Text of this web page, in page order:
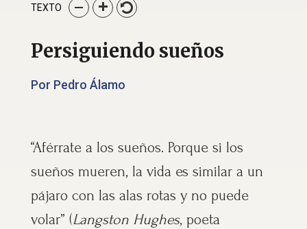
TEXTO
Persiguiendo sueños
Por Pedro Álamo
“Aférrate a los sueños. Porque si los
sueños mueren, la vida es similar a un
pájaro con las alas rotas y no puede
volar” (Langston Hughes, poeta